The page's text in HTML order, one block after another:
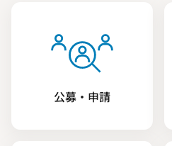
公募・申請